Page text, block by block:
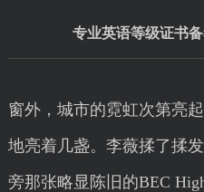
专业英语等级证书
窗外，城市的霓虹次第亮
地亮着几盏。李薇揉了揉
旁那张略显陈旧的BEC